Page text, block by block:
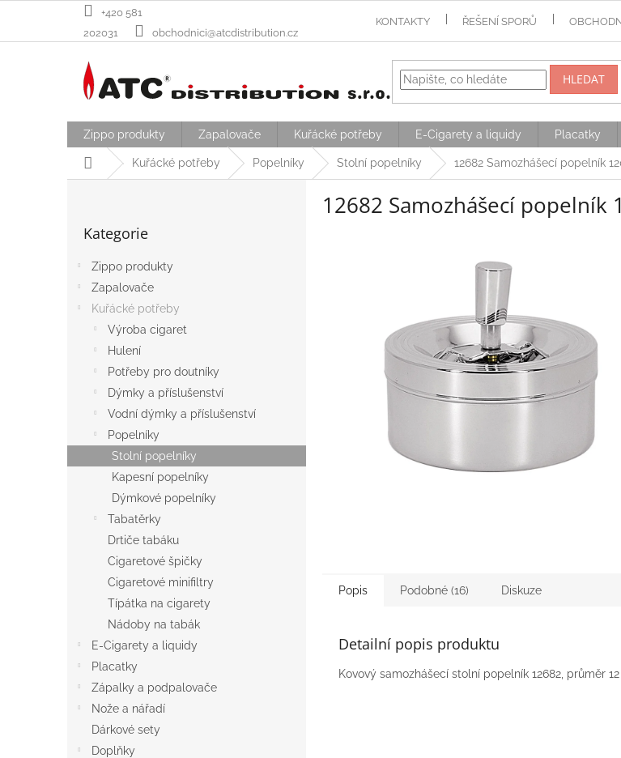
+420 581
202031
obchodnici@atcdistribution.cz
KONTAKTY ŘEŠENÍ SPORŮ
HLEDAT
Zippo produkty Zapalovače Kuřácké potřeby E-Cigarety a liquidy Placatky
Domů Kuřácké potřeby Popelníky Stolní popelníky 12682 Samozhášecí popelník
kategorie
Kategorie
Zippo produkty
Zapalovače
Kuřácké potřeby
Výroba cigaret
Hulení
Potřeby pro doutníky
Dýmky a příslušenství
Vodní dýmky a příslušenství
Popelníky
Stolní popelníky
Kapesní popelníky
Dýmkové popelníky
Tabatěrky
Drtiče tabáku
Cigaretové špičky
Cigaretové minifiltry
Típátka na cigarety
Nádoby na tabák
E-Cigarety a liquidy
Placatky
Zápalky a podpalovače
Nože a nářadí
Dárkové sety
Doplňky
12682 Samozhášecí popelník
Popis Podobné (16) Diskuze
Detailní popis produktu
Kovový samozhášecí stolní popelník 12682, průměr